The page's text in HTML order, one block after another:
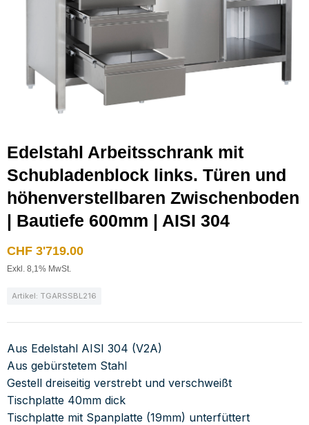
Edelstahl Arbeitsschrank mit
Schubladenblock links. Türen und
höhenverstellbaren Zwischenboden
| Bautiefe 600mm | AISI 304
CHF 3'719.00
Exkl. 8,1% MwSt.
Artikel: TGARSSBL216
Aus Edelstahl AISI 304 (V2A)
Aus gebürstetem Stahl
Gestell dreiseitig verstrebt und verschweißt
Tischplatte 40mm dick
Tischplatte mit Spanplatte (19mm) unterfüttert